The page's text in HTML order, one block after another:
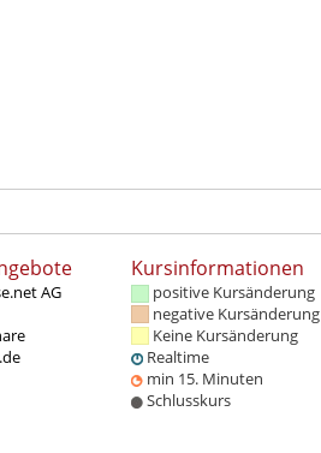
AG
Kursinformationen
positive Kursänderung
negative Kursänderung
Keine Kursänderung
Realtime
min 15. Minuten
Schlusskurs